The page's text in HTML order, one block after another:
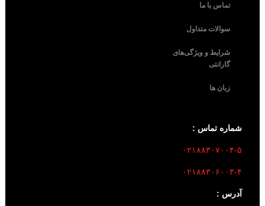
تماس با ما
سوالات متداول
شرایط و ویژگی‌های
گارانتی
زبان ها
شماره تماس :
۰۲۱۸۸۳۰۷۰۰۴-۵
۰۲۱۸۸۳۰۶۰۰۳-۴
آدرس :